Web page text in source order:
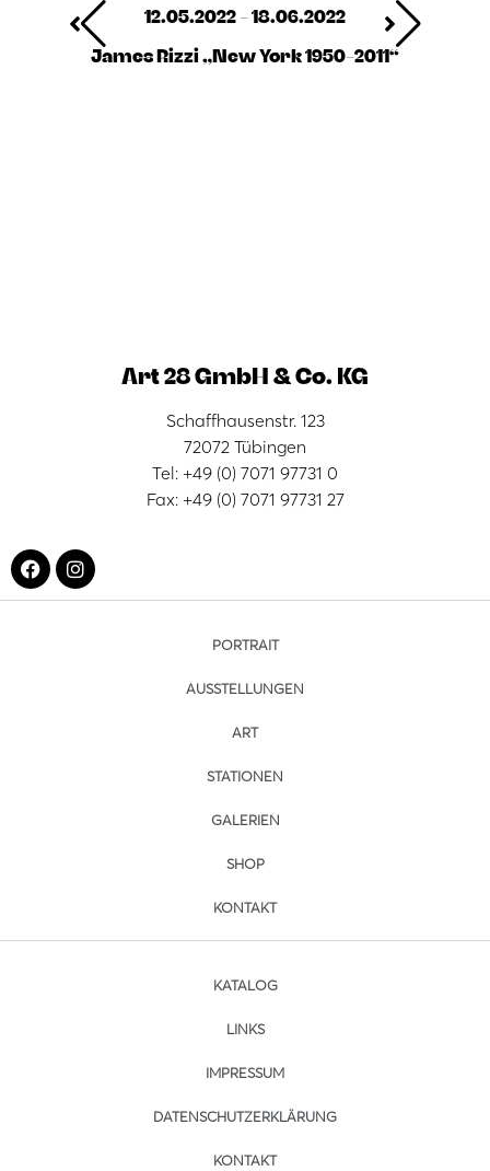
12.05.2022 - 18.06.2022
James Rizzi „New York 1950-2011“
Art 28 GmbH & Co. KG
Schaffhausenstr. 123
72072 Tübingen
Tel: +49 (0) 7071 97731 0
Fax: +49 (0) 7071 97731 27
PORTRAIT
AUSSTELLUNGEN
ART
STATIONEN
GALERIEN
SHOP
KONTAKT
KATALOG
LINKS
IMPRESSUM
DATENSCHUTZERKLÄRUNG
KONTAKT